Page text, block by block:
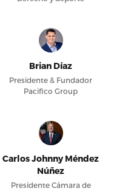
Brian Díaz
Presidente & Fundador
Pacifico Group
Carlos Johnny Méndez
Núñez
Presidente Cámara de